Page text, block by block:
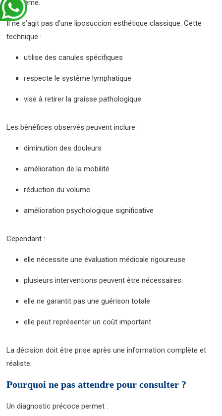
lipœdème.
Il ne s’agit pas d’une liposuccion esthétique classique. Cette
technique :
utilise des canules spécifiques
respecte le système lymphatique
vise à retirer la graisse pathologique
Les bénéfices observés peuvent inclure :
diminution des douleurs
amélioration de la mobilité
réduction du volume
amélioration psychologique significative
Cependant :
elle nécessite une évaluation médicale rigoureuse
plusieurs interventions peuvent être nécessaires
elle ne garantit pas une guérison totale
elle peut représenter un coût important
La décision doit être prise après une information complète et
réaliste.
Pourquoi ne pas attendre pour consulter ?
Un diagnostic précoce permet :